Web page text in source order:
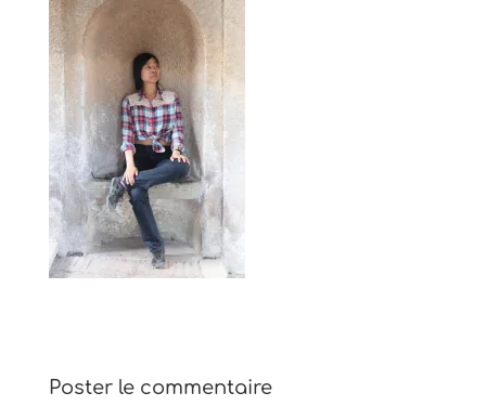
Poster le commentaire